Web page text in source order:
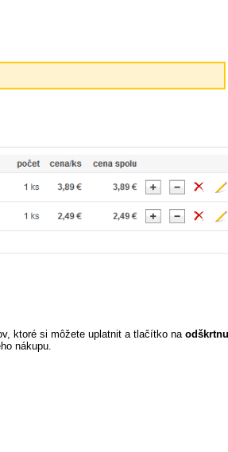
ktoré si môžete uplatnit a tlačítko na
nákupu.